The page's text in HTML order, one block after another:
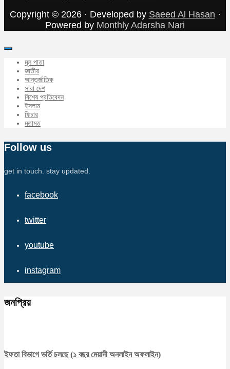
Copyright © 2026 · Developed by Saeed Al Hasan ·
Powered by Monthly Adarsha Nari
মূল পাতা
জাতীয়
আন্তর্জাতিক
সারা দেশ
বিশেষ প্রতিবেদন
ইসলাম
ফিচার
মতামত
Follow us
get in touch. stay updated.
facebook
twitter
youtube
instagram
জনপ্রিয়
ইফতা বিভাগে ভর্তি চলছে (১ বছর মেয়াদী অনলাইন অফলাইন)